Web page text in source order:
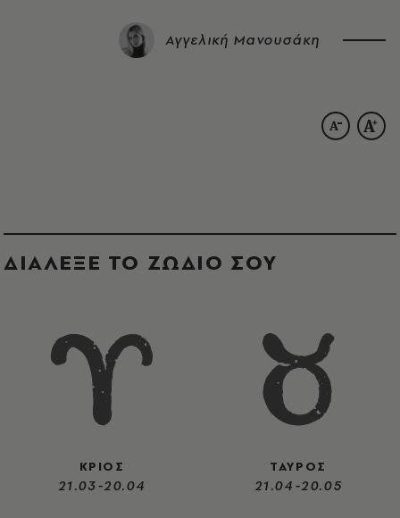
Αγγελική Μανουσάκη
ΔΙΑΛΕΞΕ ΤΟ ΖΩΔΙΟ ΣΟΥ
ΚΡΙΟΣ
21.03-20.04
ΤΑΥΡΟΣ
21.04-20.05